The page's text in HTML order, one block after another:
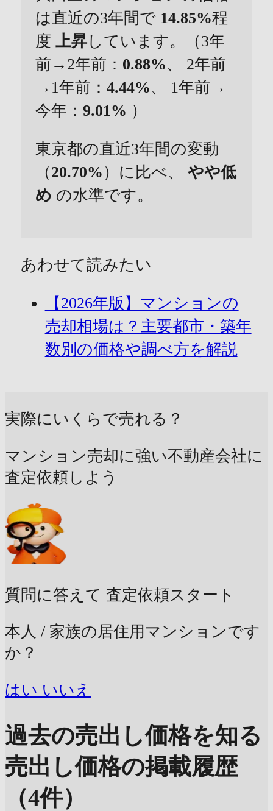
は直近の3年間で 14.85%程
度 上昇しています。（3年
前→2年前： 0.88%、 2年前
→1年前： 4.44%、 1年前→
今年： 9.01% ）
東京都の直近3年間の変動
（20.70% ）に比べ、
やや低
め の水準です。
あわせて読みたい
【2026年版】マンションの
売却相場は？主要都市・築年
数別の価格や調べ方を解説
実際にいくらで売れる？
マンション売却に強い不動産会社に
査定依頼しよう
質問に答えて 査定依頼スタート
本人 / 家族の居住用マンションです
か？
はい いいえ
過去の売出し価格を知る
売出し価格の掲載履歴
（4件）